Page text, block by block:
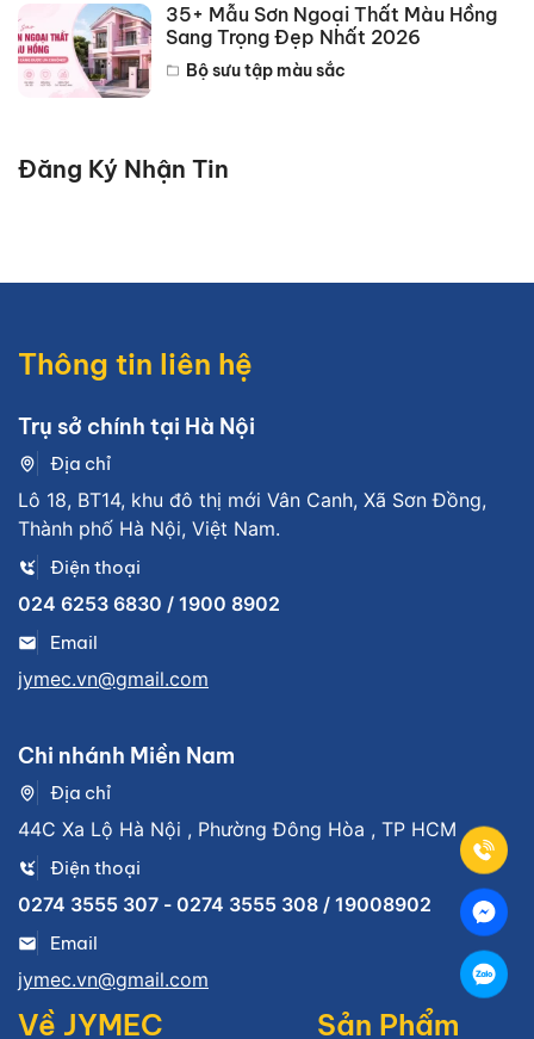
35+ Mẫu Sơn Ngoại Thất Màu Hồng
Sang Trọng Đẹp Nhất 2026
Bộ sưu tập màu sắc
Đăng Ký Nhận Tin
Thông tin liên hệ
Trụ sở chính tại Hà Nội
Địa chỉ
Lô 18, BT14, khu đô thị mới Vân Canh, Xã Sơn Đồng,
Thành phố Hà Nội, Việt Nam.
Điện thoại
024 6253 6830 / 1900 8902
Email
jymec.vn@gmail.com
Chi nhánh Miền Nam
Địa chỉ
44C Xa Lộ Hà Nội , Phường Đông Hòa , TP HCM
Điện thoại
0274 3555 307 - 0274 3555 308 / 19008902
Email
jymec.vn@gmail.com
Về JYMEC Sản Phẩm